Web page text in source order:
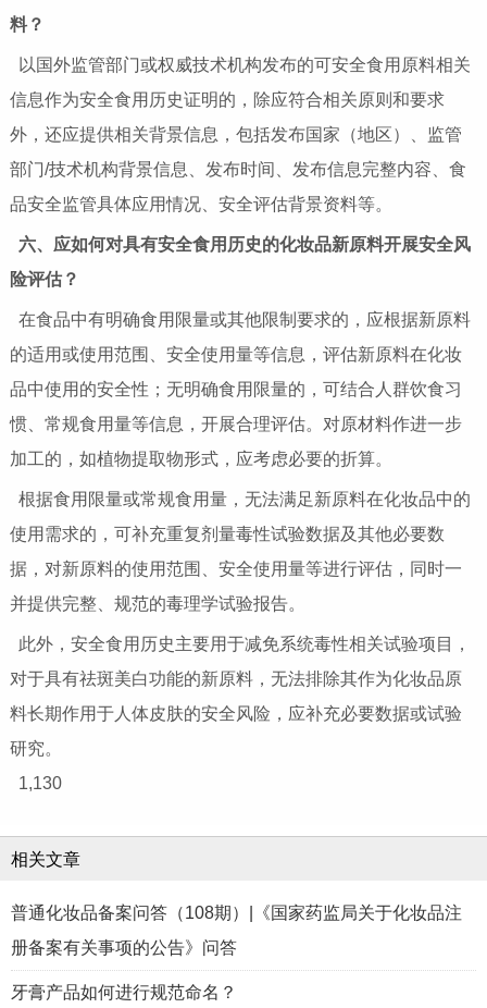
料？
以国外监管部门或权威技术机构发布的可安全食用原料相关
信息作为安全食用历史证明的，除应符合相关原则和要求
外，还应提供相关背景信息，包括发布国家（地区）、监管
部门/技术机构背景信息、发布时间、发布信息完整内容、食
品安全监管具体应用情况、安全评估背景资料等。
六、应如何对具有安全食用历史的化妆品新原料开展安全风
险评估？
在食品中有明确食用限量或其他限制要求的，应根据新原料
的适用或使用范围、安全使用量等信息，评估新原料在化妆
品中使用的安全性；无明确食用限量的，可结合人群饮食习
惯、常规食用量等信息，开展合理评估。对原材料作进一步
加工的，如植物提取物形式，应考虑必要的折算。
根据食用限量或常规食用量，无法满足新原料在化妆品中的
使用需求的，可补充重复剂量毒性试验数据及其他必要数
据，对新原料的使用范围、安全使用量等进行评估，同时一
并提供完整、规范的毒理学试验报告。
此外，安全食用历史主要用于减免系统毒性相关试验项目，
对于具有祛斑美白功能的新原料，无法排除其作为化妆品原
料长期作用于人体皮肤的安全风险，应补充必要数据或试验
研究。
1,130
相关文章
普通化妆品备案问答（108期）|《国家药监局关于化妆品注
册备案有关事项的公告》问答
牙膏产品如何进行规范命名？